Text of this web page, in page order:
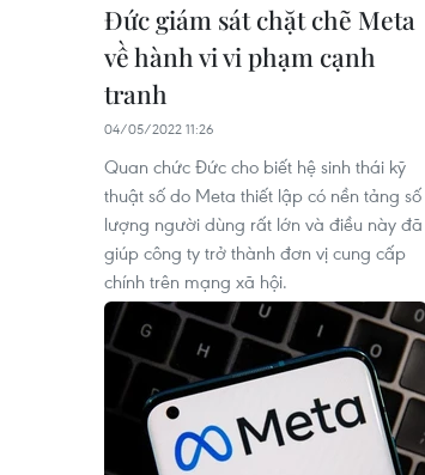
Đức giám sát chặt chẽ Meta
về hành vi vi phạm cạnh
tranh
04/05/2022 11:26
Quan chức Đức cho biết hệ sinh thái kỹ
thuật số do Meta thiết lập có nền tảng số
lượng người dùng rất lớn và điều này đã
giúp công ty trở thành đơn vị cung cấp
chính trên mạng xã hội.